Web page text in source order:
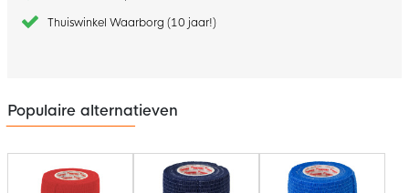
Thuiswinkel Waarborg (10 jaar!)
Populaire alternatieven